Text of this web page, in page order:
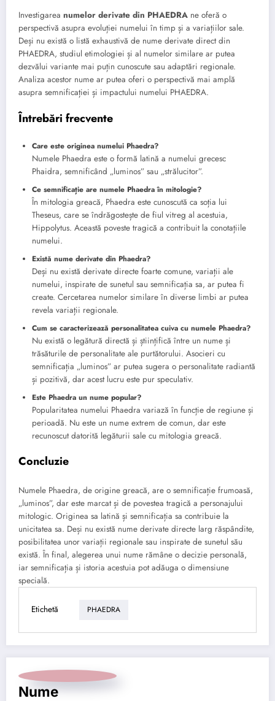
Investigarea numelor derivate din PHAEDRA ne oferă o
perspectivă asupra evoluției numelui în timp și a variațiilor sale.
Deși nu există o listă exhaustivă de nume derivate direct din
PHAEDRA, studiul etimologiei și al numelor similare ar putea
dezvălui variante mai puțin cunoscute sau adaptări regionale.
Analiza acestor nume ar putea oferi o perspectivă mai amplă
asupra semnificației și impactului numelui PHAEDRA.
Întrebări frecvente
Care este originea numelui Phaedra?
Numele Phaedra este o formă latină a numelui grecesc
Phaidra, semnificând „luminos” sau „strălucitor”.
Ce semnificație are numele Phaedra în mitologie?
În mitologia greacă, Phaedra este cunoscută ca soția lui
Theseus, care se îndrăgostește de fiul vitreg al acestuia,
Hippolytus. Această poveste tragică a contribuit la conotațiile
numelui.
Există nume derivate din Phaedra?
Deși nu există derivate directe foarte comune, variații ale
numelui, inspirate de sunetul sau semnificația sa, ar putea fi
create. Cercetarea numelor similare în diverse limbi ar putea
revela variații regionale.
Cum se caracterizează personalitatea cuiva cu numele Phaedra?
Nu există o legătură directă și științifică între un nume și
trăsăturile de personalitate ale purtătorului. Asocieri cu
semnificația „luminos” ar putea sugera o personalitate radiantă
și pozitivă, dar acest lucru este pur speculativ.
Este Phaedra un nume popular?
Popularitatea numelui Phaedra variază în funcție de regiune și
perioadă. Nu este un nume extrem de comun, dar este
recunoscut datorită legăturii sale cu mitologia greacă.
Concluzie
Numele Phaedra, de origine greacă, are o semnificație frumoasă,
„luminos”, dar este marcat și de povestea tragică a personajului
mitologic. Originea sa latină și semnificația sa contribuie la
unicitatea sa. Deși nu există nume derivate directe larg răspândite,
posibilitatea unor variații regionale sau inspirate de sunetul său
există. În final, alegerea unui nume rămâne o decizie personală,
iar semnificația și istoria acestuia pot adăuga o dimensiune
specială.
Etichetă PHAEDRA
Nume